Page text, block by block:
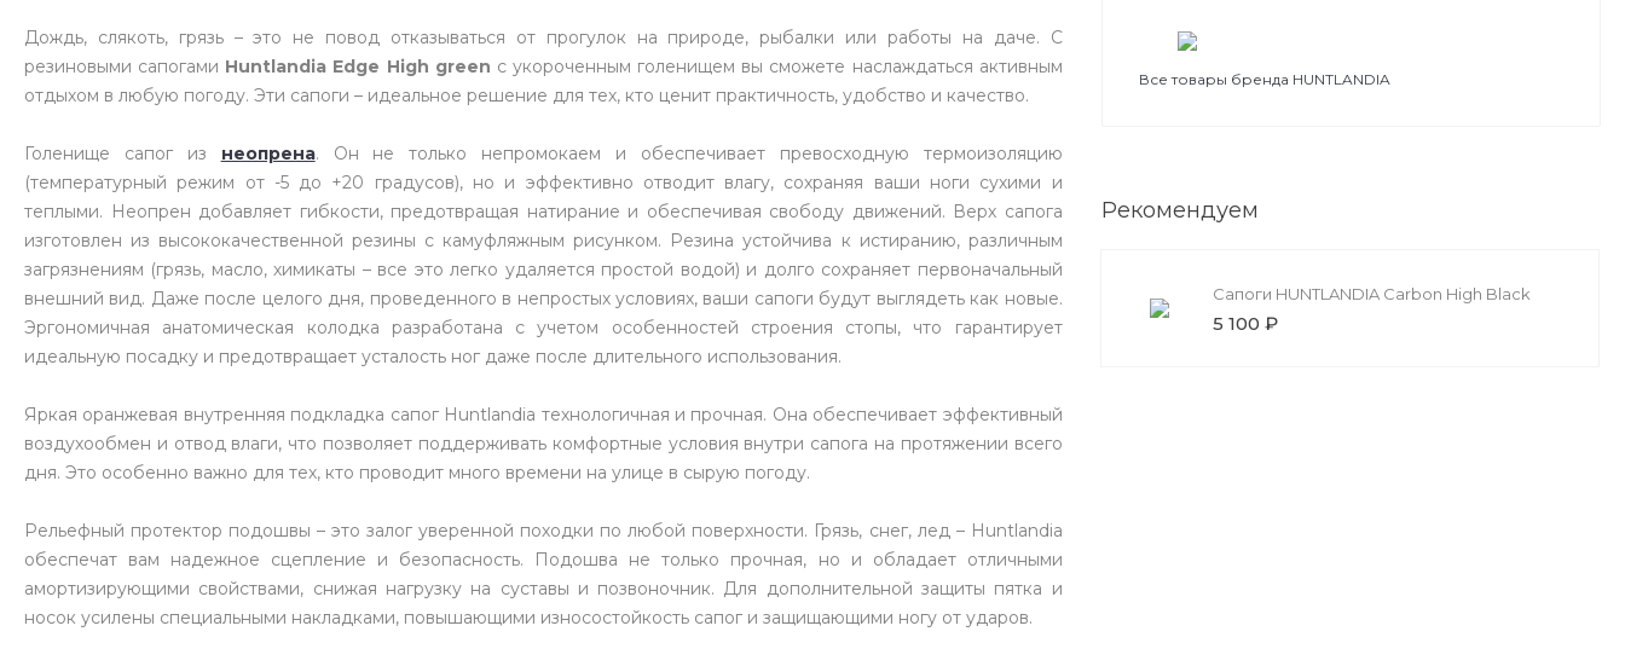
Дождь, слякоть, грязь – это не повод отказываться от прогулок на природе, рыбалки или работы на даче. С
резиновыми сапогами Huntlandia Edge High green с укороченным голенищем вы сможете наслаждаться активным
отдыхом в любую погоду. Эти сапоги – идеальное решение для тех, кто ценит практичность, удобство и качество.
Голенище сапог из неопрена. Он не только непромокаем и обеспечивает превосходную термоизоляцию
(температурный режим от -5 до +20 градусов), но и эффективно отводит влагу, сохраняя ваши ноги сухими и
теплыми. Неопрен добавляет гибкости, предотвращая натирание и обеспечивая свободу движений. Верх сапога
изготовлен из высококачественной резины с камуфляжным рисунком. Резина устойчива к истиранию, различным
загрязнениям (грязь, масло, химикаты – все это легко удаляется простой водой) и долго сохраняет первоначальный
внешний вид. Даже после целого дня, проведенного в непростых условиях, ваши сапоги будут выглядеть как новые.
Эргономичная анатомическая колодка разработана с учетом особенностей строения стопы, что гарантирует
идеальную посадку и предотвращает усталость ног даже после длительного использования.
Яркая оранжевая внутренняя подкладка сапог Huntlandia технологичная и прочная. Она обеспечивает эффективный
воздухообмен и отвод влаги, что позволяет поддерживать комфортные условия внутри сапога на протяжении всего
дня. Это особенно важно для тех, кто проводит много времени на улице в сырую погоду.
Рельефный протектор подошвы – это залог уверенной походки по любой поверхности. Грязь, снег, лед – Huntlandia
обеспечат вам надежное сцепление и безопасность. Подошва не только прочная, но и обладает отличными
амортизирующими свойствами, снижая нагрузку на суставы и позвоночник. Для дополнительной защиты пятка и
носок усилены специальными накладками, повышающими износостойкость сапог и защищающими ногу от ударов.
Все товары бренда HUNTLANDIA
Рекомендуем
Сапоги HUNTLANDIA Carbon High Black
5 100 ₽